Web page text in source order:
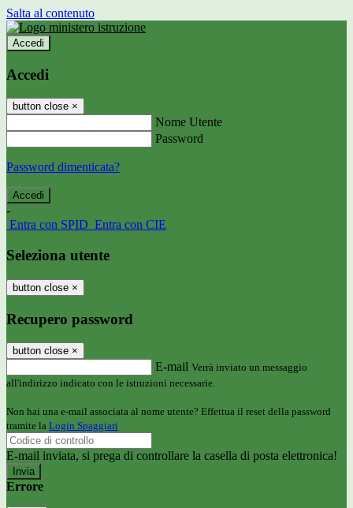
Salta al contenuto
Accedi
Accedi
button close ×
Nome Utente
Password
Password dimenticata?
-
Entra con SPID Entra con CIE
Seleziona utente
button close ×
Recupero password
button close ×
E-mail Verrà inviato un messaggio
all'indirizzo indicato con le istruzioni necessarie.
Non hai una e-mail associata al nome utente? Effettua il reset della password
tramite la Login Spaggiari
E-mail inviata, si prega di controllare la casella di posta elettronica!
Errore